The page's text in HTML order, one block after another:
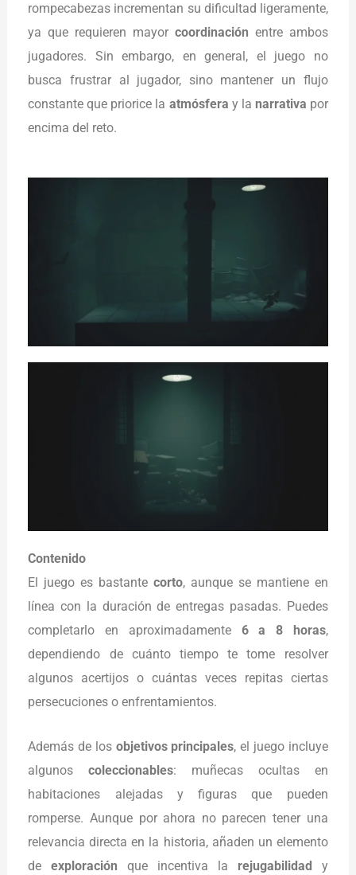
rompecabezas incrementan su dificultad ligeramente,
ya que requieren mayor coordinación entre ambos
jugadores. Sin embargo, en general, el juego no
busca frustrar al jugador, sino mantener un flujo
constante que priorice la atmósfera y la narrativa por
encima del reto.
Contenido
El juego es bastante corto, aunque se mantiene en
línea con la duración de entregas pasadas. Puedes
completarlo en aproximadamente 6 a 8 horas,
dependiendo de cuánto tiempo te tome resolver
algunos acertijos o cuántas veces repitas ciertas
persecuciones o enfrentamientos.
Además de los objetivos principales, el juego incluye
algunoscoleccionables: muñecas ocultas en
habitaciones alejadas y figuras que pueden
romperse. Aunque por ahora no parecen tener una
relevancia directa en la historia, añaden un elemento
deexploración que incentiva la rejugabilidad
y